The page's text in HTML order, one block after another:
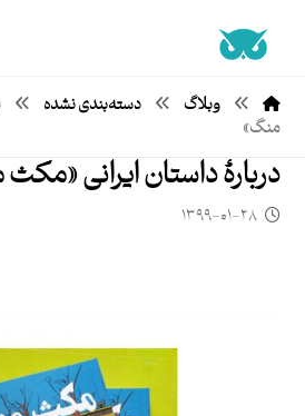
وبلاگ دسته‌بندی نشده
منگ»
دربارۀ داستان ایرانی
۱۳۹۹-۰۱-۲۸